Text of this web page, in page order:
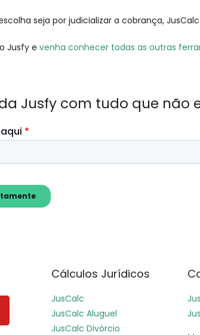
seja por judicializar a cobrança,
Jusfy e venha conhecer todas as outras
Jusfy com tudo que não
Cálculos Jurídicos
JusCalc
JusCalc Aluguel
JusCalc Divórcio